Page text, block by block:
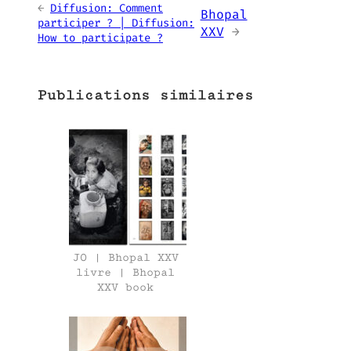
← Diffusion: Comment
participer ? | Diffusion:
How to participate ?
Bhopal
XXV →
Publications similaires
J0 | Bhopal XXV
livre | Bhopal
XXV book